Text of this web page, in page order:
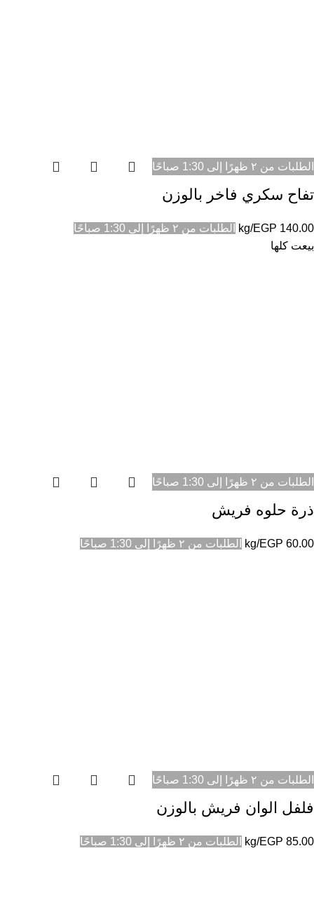
الطلبات من ٢ ظهرًا إلى 1:30 صباحًا
تفاح سكري فاخر بالوزن
EGP 140.00
/kg
الطلبات من ٢ ظهرًا إلى 1:30 صباحًا
بيعت كلها
الطلبات من ٢ ظهرًا إلى 1:30 صباحًا
ذرة حلوه فريش
EGP 60.00
/kg الطلبات من ٢ ظهرًا إلى 1:30 صباحًا
الطلبات من ٢ ظهرًا إلى 1:30 صباحًا
فلفل الوان فريش بالوزن
EGP 85.00
/kg الطلبات من ٢ ظهرًا إلى 1:30 صباحًا